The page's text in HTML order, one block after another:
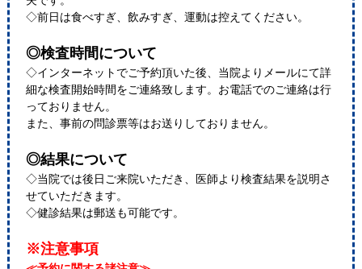
◇前日は食べすぎ、飲みすぎ、運動は控えてください。
◎検査時間について
◇インターネットでご予約頂いた後、当院よりメールにて詳
細な検査開始時間をご連絡致します。お電話でのご連絡は行
っておりません。
また、事前の問診票等はお送りしておりません。
◎結果について
◇当院では後日ご来院いただき、医師より検査結果を説明さ
せていただきます。
◇健診結果は郵送も可能です。
※注意事項